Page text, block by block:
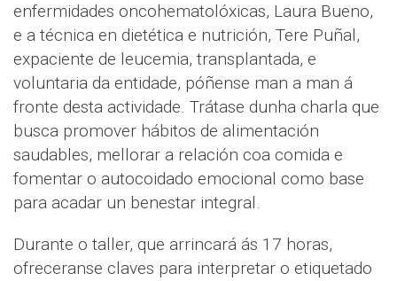
enfermidades oncohematolóxicas, Laura Bueno,
e a técnica en dietética e nutrición, Tere Puñal,
expaciente de leucemia, transplantada, e
voluntaria da entidade, póñense man a man á
fronte desta actividade. Trátase dunha charla que
busca promover hábitos de alimentación
saudables, mellorar a relación coa comida e
fomentar o autocoidado emocional como base
para acadar un benestar integral.
Durante o taller, que arrincará ás 17 horas,
ofreceranse claves para interpretar o etiquetado